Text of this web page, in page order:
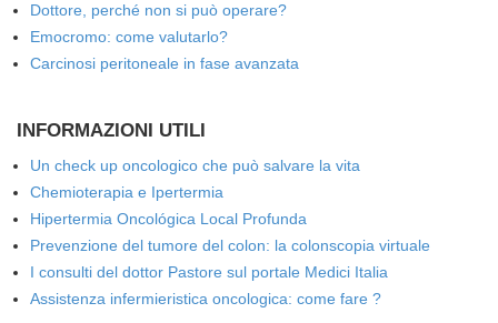
Dottore, perché non si può operare?
Emocromo: come valutarlo?
Carcinosi peritoneale in fase avanzata
INFORMAZIONI UTILI
Un check up oncologico che può salvare la vita
Chemioterapia e Ipertermia
Hipertermia Oncológica Local Profunda
Prevenzione del tumore del colon: la colonscopia virtuale
I consulti del dottor Pastore sul portale Medici Italia
Assistenza infermieristica oncologica: come fare ?